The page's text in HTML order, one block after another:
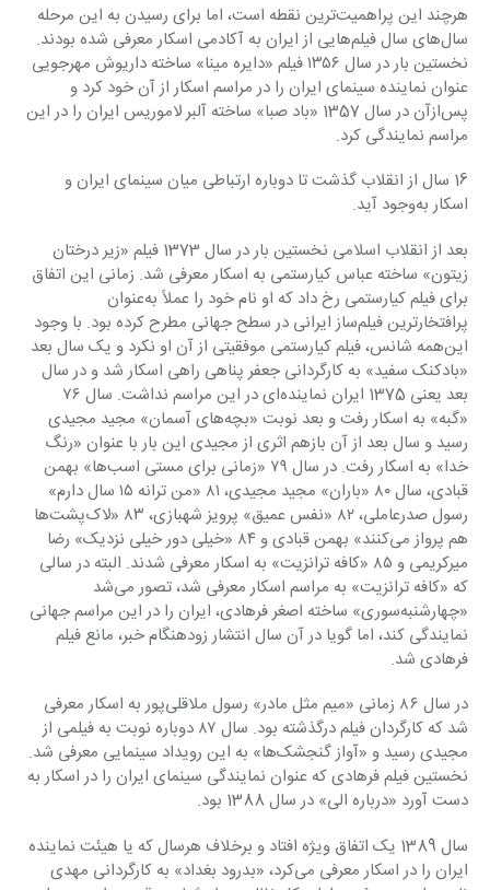
هرچند این پراهمیت‌ترین نقطه است، اما برای رسیدن به این مرحله
سال‌های سال فیلم‌هایی از ایران به آکادمی اسکار معرفی شده بودند.
نخستین بار در سال ۱۳۵۶ فیلم «دایره مینا» ساخته‌ داریوش مهرجویی
عنوان نماینده سینمای ایران را در مراسم اسکار از آن خود کرد و
پس‌ازآن در سال 1357 «باد صبا» ساخته‌ آلبر لاموریس ایران را در این
مراسم نمایندگی کرد.
16 سال از انقلاب گذشت تا دوباره ارتباطی میان سینمای ایران و
اسکار به‌وجود آید.
بعد از انقلاب اسلامی نخستین بار در سال 1373 فیلم «زیر درختان
زیتون» ساخته‌ عباس کیارستمی به اسکار معرفی شد. زمانی این اتفاق
برای فیلم کیارستمی رخ داد که او نام خود را عملاً به‌عنوان
پرافتخارترین فیلم‌ساز ایرانی در سطح جهانی مطرح کرده بود. با وجود
این‌همه شانس، فیلم کیارستمی موفقیتی از آن او نکرد و یک سال بعد
«بادکنک سفید» به کارگردانی جعفر پناهی راهی اسکار شد و در سال
«گبه» به اسکار رفت و بعد نوبت «بچه‌های آسمان» مجید مجیدی
رسید و سال بعد از آن بازهم اثری از مجیدی این بار با عنوان «رنگ
خدا» به اسکار رفت. در سال ۷۹ «زمانی برای مستی اسب‌ها» بهمن
قبادی، سال ۸۰ «باران» مجید مجیدی، ۸۱ «من ترانه ۱۵ سال دارم»
رسول صدرعاملی،‌ ۸۲ «نفس عمیق» پرویز شهبازی‏، ۸۳ «لاک‌پشت‌ها
هم پرواز می‌کنند» بهمن قبادی و ۸۴ «خیلی دور خیلی نزدیک» رضا
میرکریمی و ۸۵ «کافه ترانزیت» به اسکار معرفی شدند. البته در سالی
که «کافه ترانزیت» به مراسم اسکار معرفی شد، تصور می‌شد
«چهارشنبه‌سوری» ساخته اصغر فرهادی، ایران را در این مراسم جهانی
نمایندگی کند، اما گویا در آن سال انتشار زودهنگام خبر، مانع فیلم
فرهادی شد.
در سال ۸۶ زمانی «میم مثل مادر» رسول ملاقلی‌پور به اسکار معرفی
شد که کارگردان فیلم درگذشته بود. سال ۸۷ دوباره نوبت به فیلمی از
مجیدی رسید و «آواز گنجشک‌ها» به این رویداد سینمایی معرفی شد.
نخستین فیلم فرهادی که عنوان نمایندگی سینمای ایران را در اسکار به
دست آورد «درباره الی» در سال 1388 بود.
سال 1389 یک اتفاق ویژه افتاد و برخلاف هرسال که یا هیئت نماینده
ایران را در اسکار معرفی می‌کرد، «بدرود بغداد» به کارگردانی مهدی